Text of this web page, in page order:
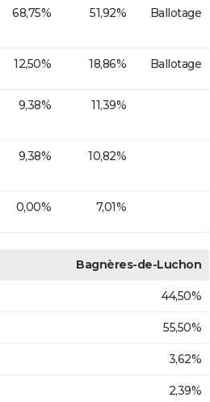
68,75% 51,92% Ballotage
12,50% 18,86% Ballotage
9,38% 11,39%
9,38% 10,82%
0,00% 7,01%
Bagnères-de-Luchon
44,50%
55,50%
3,62%
2,39%